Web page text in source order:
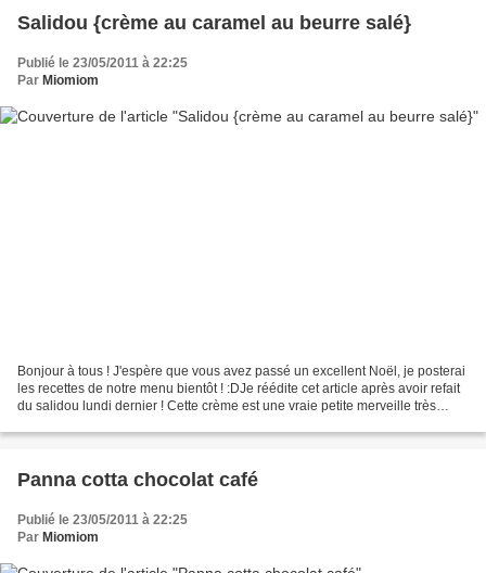
Salidou {crème au caramel au beurre salé}
Publié le 23/05/2011 à 22:25
Par Miomiom
Bonjour à tous ! J'espère que vous avez passé un excellent Noël, je posterai
les recettes de notre menu bientôt ! :DJe réédite cet article après avoir refait
du salidou lundi dernier ! Cette crème est une vraie petite merveille très
Panna cotta chocolat café
Publié le 23/05/2011 à 22:25
Par Miomiom